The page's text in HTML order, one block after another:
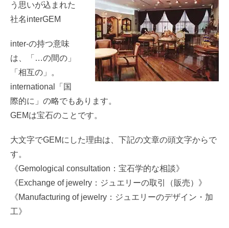
う思いが込まれた
社名interGEM
inter-の持つ意味
は、「…の間の」
「相互の」。
international「国
際的に」の略でもあります。
GEMは宝石のことです。
大文字でGEMにした理由は、下記の文章の頭文字からで
す。
《Gemological consultation：宝石学的な相談》
《Exchange of jewelry：ジュエリーの取引（販売）》
《Manufacturing of jewelry：ジュエリーのデザイン・加
工》